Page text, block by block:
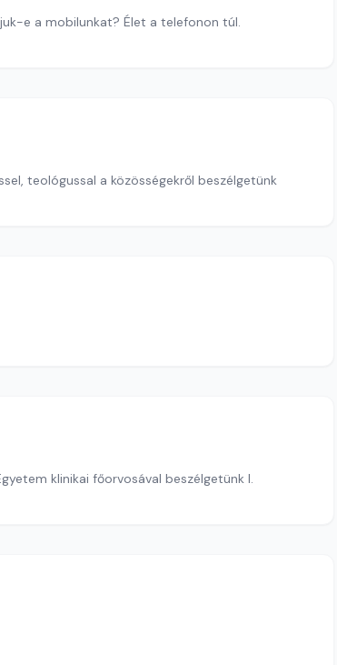
e a mobilunkat? Élet a telefonon túl.
teológussal a közösségekről beszélgetünk
klinikai főorvosával beszélgetünk I.